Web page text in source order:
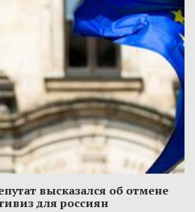
высказался об отмене
для россиян